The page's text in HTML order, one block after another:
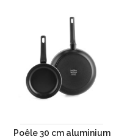
Poêle 30 cm aluminium